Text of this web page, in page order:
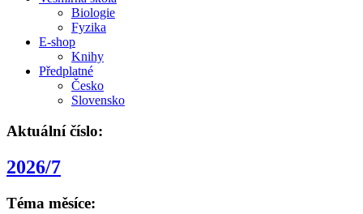
Biologie
Fyzika
E-shop
Knihy
Předplatné
Česko
Slovensko
Aktuální číslo:
2026/7
Téma měsíce: